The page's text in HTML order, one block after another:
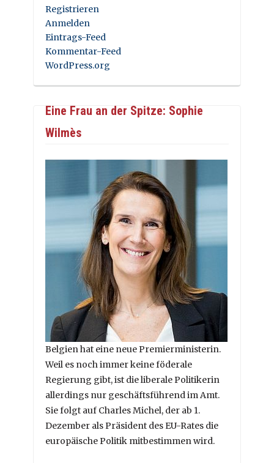
Registrieren
Anmelden
Eintrags-Feed
Kommentar-Feed
WordPress.org
Eine Frau an der Spitze: Sophie
Wilmès
Belgien hat eine neue Premierministerin.
Weil es noch immer keine föderale
Regierung gibt, ist die liberale Politikerin
allerdings nur geschäftsführend im Amt.
Sie folgt auf Charles Michel, der ab 1.
Dezember als Präsident des EU-Rates die
europäische Politik mitbestimmen wird.